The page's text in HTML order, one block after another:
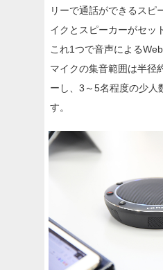
リーで通話ができるスピ
イクとスピーカーがセッ
これ1つで音声による
マイクの集音範囲は半径
ーし、3～5名程度の少人
す。